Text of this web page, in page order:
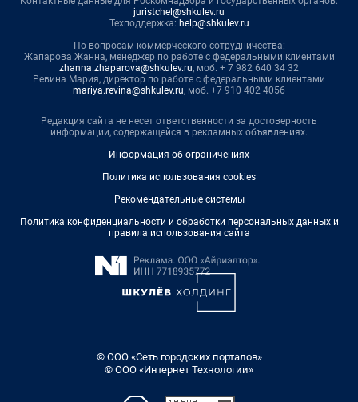
juristchel@shkulev.ru
Техподдержка: help@shkulev.ru
По вопросам коммерческого сотрудничества:
Жапарова Жанна, менеджер по работе с федеральными клиентами
zhanna.zhaparova@shkulev.ru, моб. + 7 982 640 34 32
Ревина Мария, директор по работе с федеральными клиентами
mariya.revina@shkulev.ru, моб. +7 910 402 4056
Редакция сайта не несет ответственности за достоверность
информации, содержащейся в рекламных объявлениях.
Информация об ограничениях
Политика использования cookies
Рекомендательные системы
Политика конфиденциальности и обработки персональных данных и
правила использования сайта
© ООО «Сеть городских порталов»
© ООО «Интернет Технологии»